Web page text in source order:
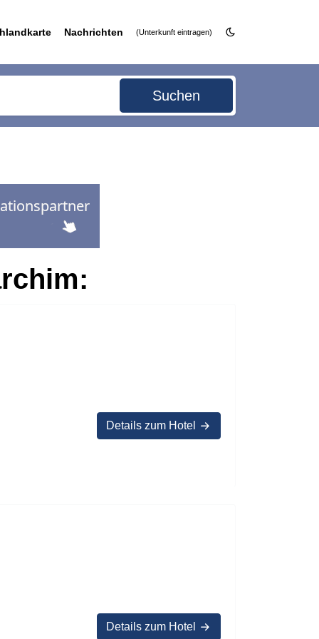
Nachrichten (Unterkunft eintragen)
Suchen
Details zum Hotel
Details zum Hotel